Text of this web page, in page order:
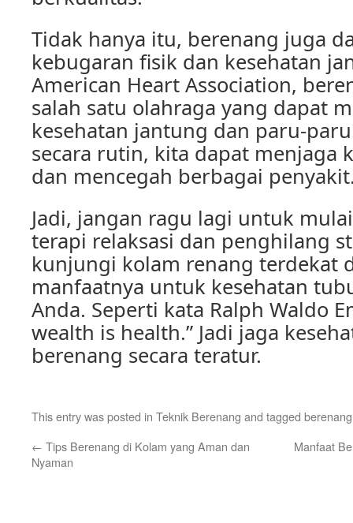
Tidak hanya itu, berenang juga
kebugaran fisik dan kesehatan
American Heart Association,
salah satu olahraga yang dapat
kesehatan jantung dan paru-
secara rutin, kita dapat menjaga
dan mencegah berbagai
Jadi, jangan ragu lagi untuk
terapi relaksasi dan penghilang
kunjungi kolam renang terdekat
manfaatnya untuk kesehatan
Anda. Seperti kata Ralph Waldo
wealth is health.” Jadi jaga
berenang secara teratur.
This entry was posted in Teknik Berenang and tagged berenang
← Tips Berenang di Kolam yang Aman dan
Nyaman
Manfaat